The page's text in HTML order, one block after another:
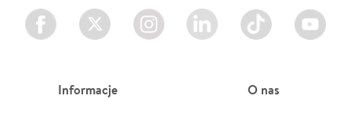
Facebook Twitter Instagram LinkedIn TikTok Youtube
Informacje O nas